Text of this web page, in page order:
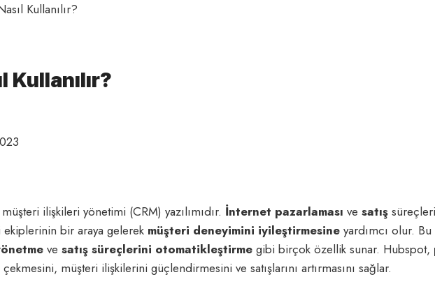
Kullanılır?
Kullanılır?
ilişkileri yönetimi (CRM) yazılımıdır. İnternet pazarlaması ve satış
ekiplerinin bir araya gelerek müşteri deneyimini iyileştirmesine yardımcı olur.
ve satış süreçlerini otomatikleştirme gibi birçok özellik sunar. Hubspot,
müşteri ilişkilerini güçlendirmesini ve satışlarını artırmasını sağlar.